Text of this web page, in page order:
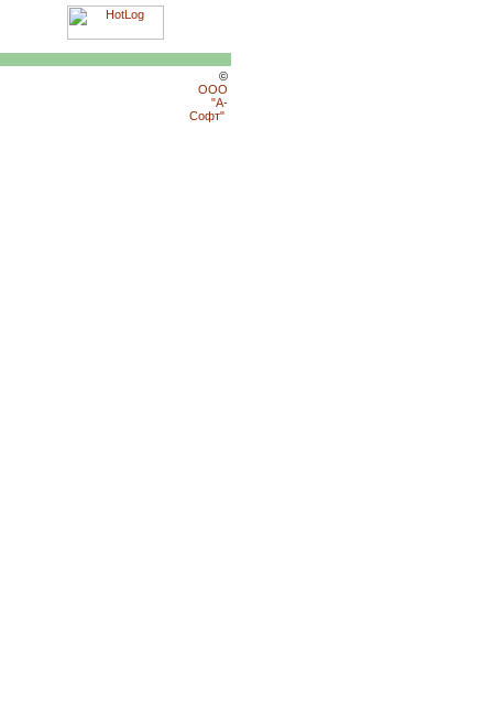
©
ООО
"А-
Софт"